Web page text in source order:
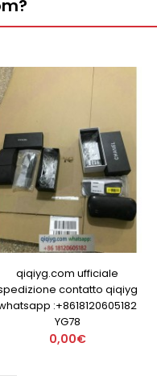
qiqiyg.com ufficiale
contatto qiqiyg
:+8618120605182
YG78
0,00€